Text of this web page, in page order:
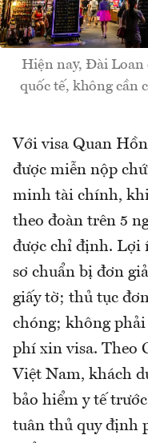
Hiện nay, Đài Loan
quốc tế, không cần
Với visa Quan
được miễn nộp
minh tài chính,
theo đoàn trên 5
được chỉ định. Lợi
sơ chuẩn bị đơn
giấy tờ; thủ tục
chóng; không
phí xin visa. Theo
Việt Nam, khách
bảo hiểm y tế
tuân thủ quy định